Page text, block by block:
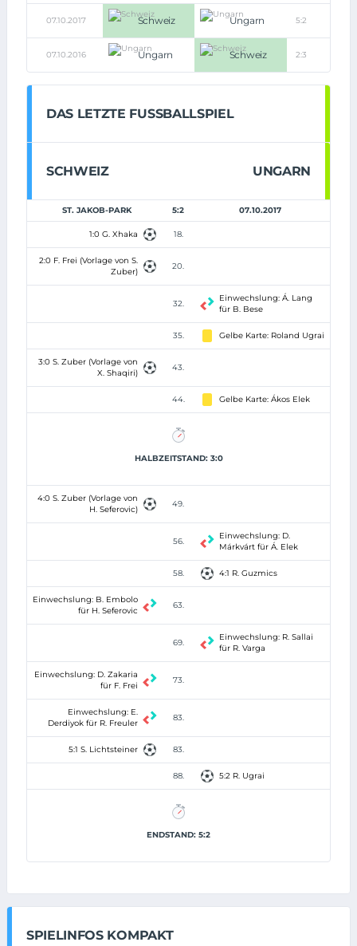
07.10.2017 Schweiz Ungarn 5:2
07.10.2016 Ungarn Schweiz 2:3
DAS LETZTE FUSSBALLSPIEL
SCHWEIZ UNGARN
ST. JAKOB-PARK 5:2 07.10.2017
1:0 G. Xhaka 18.
2:0 F. Frei (Vorlage von S.
Zuber)
20.
32.
Einwechslung: Á. Lang
für B. Bese
35. Gelbe Karte: Roland Ugrai
3:0 S. Zuber (Vorlage von
X. Shaqiri)
43.
44. Gelbe Karte: Ákos Elek
HALBZEITSTAND: 3:0
4:0 S. Zuber (Vorlage von
H. Seferovic)
49.
56.
Einwechslung: D.
Márkvárt für Á. Elek
58. 4:1 R. Guzmics
Einwechslung: B. Embolo
für H. Seferovic
63.
69.
Einwechslung: R. Sallai
für R. Varga
Einwechslung: D. Zakaria
für F. Frei
73.
Einwechslung: E.
Derdiyok für R. Freuler
83.
5:1 S. Lichtsteiner 83.
88. 5:2 R. Ugrai
ENDSTAND: 5:2
SPIELINFOS KOMPAKT